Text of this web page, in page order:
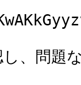
、問題